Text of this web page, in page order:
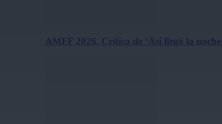
AMFF 2026. Crítica de ‘Así llegó la